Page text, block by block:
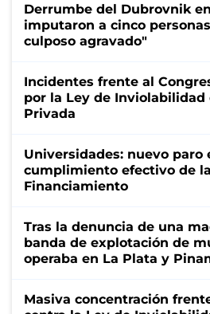
Derrumbe del Dubrovnik
imputaron a cinco
culposo agravado"
Incidentes frente al
por la Ley de Inviolabilidad
Privada
Universidades: nuevo paro
cumplimiento efectivo de
Financiamiento
Tras la denuncia de una
banda de explotación de
operaba en La Plata y
Masiva concentración